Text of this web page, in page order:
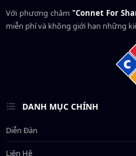
Với phương châm"Connet For
miễn phí và không giới hạn những
DANH MỤC CHÍNH
Diễn Đàn
Liên Hệ